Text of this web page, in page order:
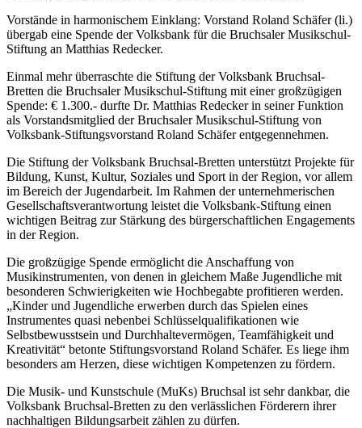
Vorstände in harmonischem Einklang: Vorstand Roland Schäfer (li.)
übergab eine Spende der Volksbank für die Bruchsaler Musikschul-
Stiftung an Matthias Redecker.
Einmal mehr überraschte die Stiftung der Volksbank Bruchsal-
Bretten die Bruchsaler Musikschul-Stiftung mit einer großzügigen
Spende: € 1.300.- durfte Dr. Matthias Redecker in seiner Funktion
als Vorstandsmitglied der Bruchsaler Musikschul-Stiftung von
Volksbank-Stiftungsvorstand Roland Schäfer entgegennehmen.
Die Stiftung der Volksbank Bruchsal-Bretten unterstützt Projekte für
Bildung, Kunst, Kultur, Soziales und Sport in der Region, vor allem
im Bereich der Jugendarbeit. Im Rahmen der unternehmerischen
Gesellschaftsverantwortung leistet die Volksbank-Stiftung einen
wichtigen Beitrag zur Stärkung des bürgerschaftlichen Engagements
in der Region.
Die großzügige Spende ermöglicht die Anschaffung von
Musikinstrumenten, von denen in gleichem Maße Jugendliche mit
besonderen Schwierigkeiten wie Hochbegabte profitieren werden.
„Kinder und Jugendliche erwerben durch das Spielen eines
Instrumentes quasi nebenbei Schlüsselqualifikationen wie
Selbstbewusstsein und Durchhaltevermögen, Teamfähigkeit und
Kreativität“ betonte Stiftungsvorstand Roland Schäfer. Es liege ihm
besonders am Herzen, diese wichtigen Kompetenzen zu fördern.
Die Musik- und Kunstschule (MuKs) Bruchsal ist sehr dankbar, die
Volksbank Bruchsal-Bretten zu den verlässlichen Förderern ihrer
nachhaltigen Bildungsarbeit zählen zu dürfen.